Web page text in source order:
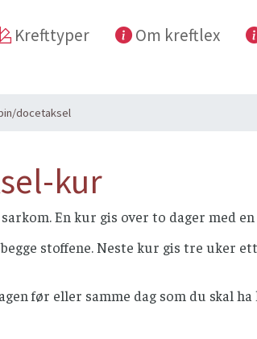
Krefttyper Om kreftlex
docetaksel
kur
En kur gis over to dager med
stoffene. Neste kur gis tre uker
før eller samme dag som du skal